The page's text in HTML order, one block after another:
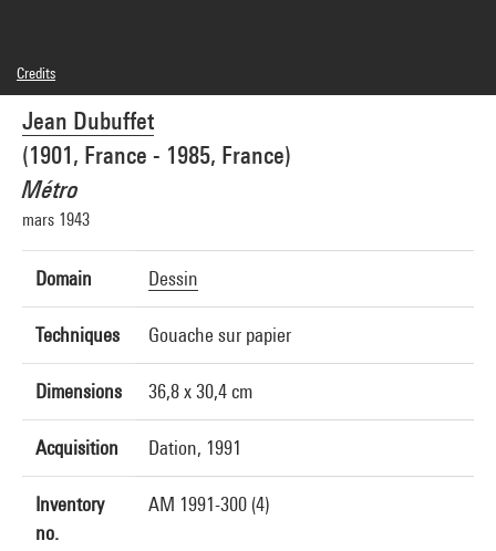
Jean Dubuffet
(1901, France - 1985, France)
Métro
mars 1943
Domain Dessin
Techniques Gouache sur papier
Dimensions 36,8 x 30,4 cm
Acquisition Dation, 1991
Inventory
no.
AM 1991-300 (4)
Credits
© Adagp, Paris
Photo credits : Centre Pompidou, MNAM-CCI/Philippe Migeat/Dist. GrandPalaisRmn
Image reference : 4R15469 [1991 CX 0337]
Image presentation :GrandPalaisRmnPhoto